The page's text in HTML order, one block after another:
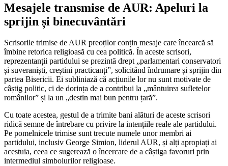
Mesajele transmise de AUR: Apeluri la
sprijin și binecuvântări
Scrisorile trimise de AUR preoților conțin mesaje care încearcă să
îmbine retorica religioasă cu cea politică. În aceste scrisori,
reprezentanții partidului se prezintă drept „parlamentari conservatori
și suveraniști, creștini practicanți”, solicitând îndrumare și sprijin din
partea Bisericii. Ei subliniază că acțiunile lor nu sunt motivate de
câștig politic, ci de dorința de a contribui la „mântuirea sufletelor
românilor” și la un „destin mai bun pentru țară”.
Cu toate acestea, gestul de a trimite bani alături de aceste scrisori
ridică semne de întrebare cu privire la intențiile reale ale partidului.
Pe pomelnicele trimise sunt trecute numele unor membri ai
partidului, inclusiv George Simion, liderul AUR, și alți apropiați ai
acestuia, ceea ce sugerează o încercare de a câștiga favoruri prin
intermediul simbolurilor religioase.